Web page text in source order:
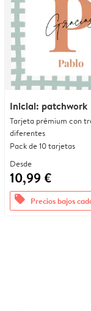
Inicial: patchwork
Tarjeta prémium con
diferentes
Pack de 10 tarjetas
Desde
10,99 €
offers Precios bajos